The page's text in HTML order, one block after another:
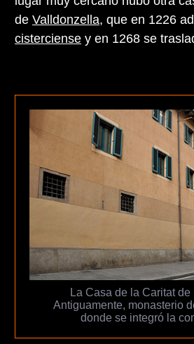
de Valldonzella, que en 1226
cisterciense y en 1268 se
La Casa de la Caritat de
Antiguamente, monasterio
donde se integró la